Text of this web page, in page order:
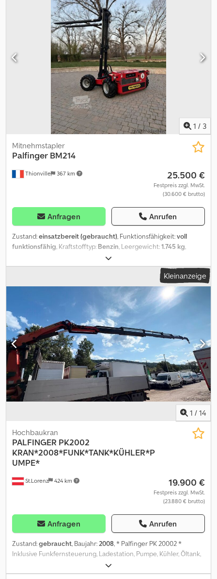
30.000 kg. 8 x hydraulic extension. Winch: KBW040-AA - 3500 kg.
Jib: PCJ170 E 6 x hydraulic extension. DPS-C Workbasket. cargo
bed which can be mounted easely on the crawler. Dimension: 620
x 210 cm. Twist-locks. Lash eyes. Stackholes. = Weitere
Informationen = Kran: Palfinger Preis: Auf Anfrage Typennummer:
CRAWLER PCC .002 - tm / W Codjzqz Iuepfx Aifjrf =
Firmeninformationen = ALLE PREISE SIND NETTO FUR DEN
EXPORT,Joris Versteijnen NL-DE-GB)Wouter Greutink NL-DE-GB-
ES-IT)Govorim po ryccki Wir bemühen uns nach Kraften, korrekte
Informationen anzugeben.Dennoch konnen aus den
eingestellten Texten keine Rechte hergeleitet werden.
1 / 3
Thionville 367 km
Mitnehmstapler
Palfinger BM214
25.500 €
Festpreis zzgl. MwSt.
(30.600 € brutto)
Anfragen Anrufen
Zustand:einsatzbereit (gebraucht), Funktionsfähigkeit:voll
funktionsfähig, Kraftstofftyp: Benzin, Leergewicht:1.745 kg,
395 h
BM 214, Baujahr 2019, in hervorragendem Zustand mit nur 390
Betriebsstunden. Technische Daten • Nenntragkraft: 2.100 kg •
Maximale Hubhöhe: 2.850 mm Crsdozp Rubspfx Aifof •
Eigengewicht (ohne Gabeln): ca. 1.745 kg • Motor: Lombardini LDW
1003, 3-Zylinder-Dieselmotor – Leistung 25,3 kW • Getriebe:
hydraulisch (HY) Vorteile • Hohe Tragkraft • Große Hubhöhe • Ideal
für den Umschlag schwerer und sperriger Lasten • Zuverlässige
Maschine, leicht am LKW-Heck oder im Staukasten eines
Anhängers transportierbar. Inklusiv-Ausstattung • Komplette
Bedienungseinheit • Ladegerät • 2 Batterien • Gabelsatz +
zusätzliche lange Gabeln • Sämtliche originalen Unterlagen Kann
im Staukasten eines LKW-Anhängers untergebracht werden (wir
können einen passenden Anhänger ebenfalls herstellen und
liefern). Preis: 25.500 € zzgl. MwSt.
Kleinanzeige
1 / 14
St.Lorenz 424 km
Hochbaukran
PALFINGER PK2002
KRAN*2008*FUNK*TANK*KÜHLER*P
UMPE*
19.900 €
Festpreis zzgl. MwSt.
(23.880 € brutto)
Anfragen Anrufen
Zustand:gebraucht, Baujahr:2008, * Palfinger PK 20002 *
Inklusive Funkfernsteuerung, Ladestation, Pumpe, Kühler, Öltank,
Crodozqiupepfx Aifof * Baujahr: 2008 * Alle Angaben ohne
Gewähr * Irrtum und Zwischenverkauf Vorbehalten